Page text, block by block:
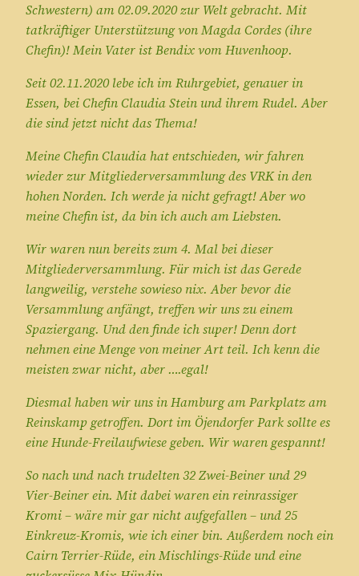
Schwestern) am 02.09.2020 zur Welt gebracht. Mit
tatkräftiger Unterstützung von Magda Cordes (ihre
Chefin)! Mein Vater ist Bendix vom Huvenhoop.
Seit 02.11.2020 lebe ich im Ruhrgebiet, genauer in
Essen, bei Chefin Claudia Stein und ihrem Rudel. Aber
die sind jetzt nicht das Thema!
Meine Chefin Claudia hat entschieden, wir fahren
wieder zur Mitgliederversammlung des VRK in den
hohen Norden. Ich werde ja nicht gefragt! Aber wo
meine Chefin ist, da bin ich auch am Liebsten.
Wir waren nun bereits zum 4. Mal bei dieser
Mitgliederversammlung. Für mich ist das Gerede
langweilig, verstehe sowieso nix. Aber bevor die
Versammlung anfängt, treffen wir uns zu einem
Spaziergang. Und den finde ich super! Denn dort
nehmen eine Menge von meiner Art teil. Ich kenn die
meisten zwar nicht, aber ….egal!
Diesmal haben wir uns in Hamburg am Parkplatz am
Reinskamp getroffen. Dort im Öjendorfer Parksollte es
eine Hunde-Freilaufwiese geben. Wir waren gespannt!
So nach und nach trudelten 32 Zwei-Beiner und 29
Vier-Beiner ein. Mit dabei waren ein reinrassiger
Kromi – wäre mir gar nicht aufgefallen – und 25
Einkreuz-Kromis, wie ich einer bin. Außerdem noch ein
Cairn Terrier-Rüde, ein Mischlings-Rüde und eine